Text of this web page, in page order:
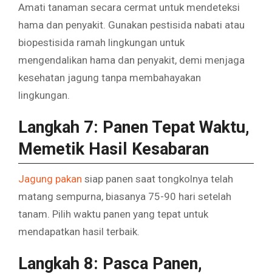
Amati tanaman secara cermat untuk mendeteksi
hama dan penyakit. Gunakan pestisida nabati atau
biopestisida ramah lingkungan untuk
mengendalikan hama dan penyakit, demi menjaga
kesehatan jagung tanpa membahayakan
lingkungan.
Langkah 7: Panen Tepat Waktu,
Memetik Hasil Kesabaran
Jagung pakan siap panen saat tongkolnya telah
matang sempurna, biasanya 75-90 hari setelah
tanam. Pilih waktu panen yang tepat untuk
mendapatkan hasil terbaik.
Langkah 8: Pasca Panen,